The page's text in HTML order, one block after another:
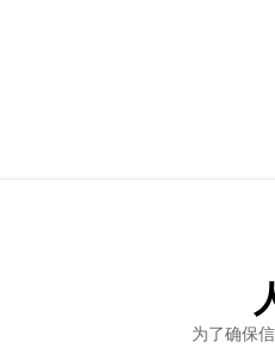
为了确保